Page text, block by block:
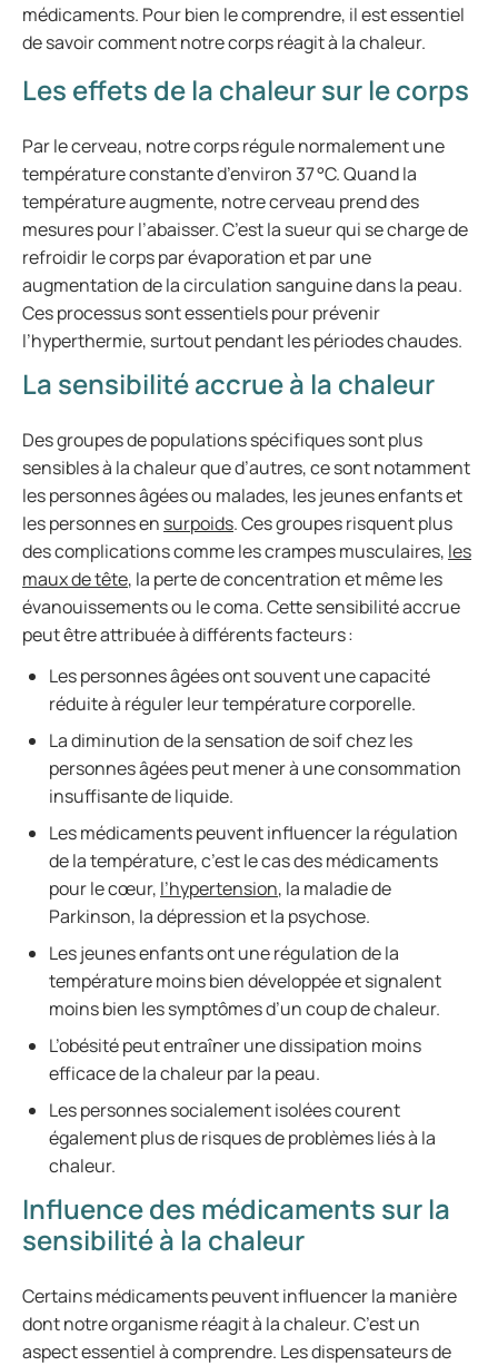
médicaments. Pour bien le comprendre, il est essentiel
de savoir comment notre corps réagit à la chaleur.
Les effets de la chaleur sur le corps
Par le cerveau, notre corps régule normalement une
température constante d’environ 37 °C. Quand la
température augmente, notre cerveau prend des
mesures pour l’abaisser. C’est la sueur qui se charge de
refroidir le corps par évaporation et par une
augmentation de la circulation sanguine dans la peau.
Ces processus sont essentiels pour prévenir
l’hyperthermie, surtout pendant les périodes chaudes.
La sensibilité accrue à la chaleur
Des groupes de populations spécifiques sont plus
sensibles à la chaleur que d’autres, ce sont notamment
les personnes âgées ou malades, les jeunes enfants et
les personnes en surpoids. Ces groupes risquent plus
des complications comme les crampes musculaires, les
maux de tête, la perte de concentration et même les
évanouissements ou le coma. Cette sensibilité accrue
peut être attribuée à différents facteurs :
Les personnes âgées ont souvent une capacité
réduite à réguler leur température corporelle.
La diminution de la sensation de soif chez les
personnes âgées peut mener à une consommation
insuffisante de liquide.
Les médicaments peuvent influencer la régulation
de la température, c’est le cas des médicaments
pour le cœur, l’hypertension, la maladie de
Parkinson, la dépression et la psychose.
Les jeunes enfants ont une régulation de la
température moins bien développée et signalent
moins bien les symptômes d’un coup de chaleur.
L’obésité peut entraîner une dissipation moins
efficace de la chaleur par la peau.
Les personnes socialement isolées courent
également plus de risques de problèmes liés à la
chaleur.
Influence des médicaments sur la
sensibilité à la chaleur
Certains médicaments peuvent influencer la manière
dont notre organisme réagit à la chaleur. C’est un
aspect essentiel à comprendre. Les dispensateurs de